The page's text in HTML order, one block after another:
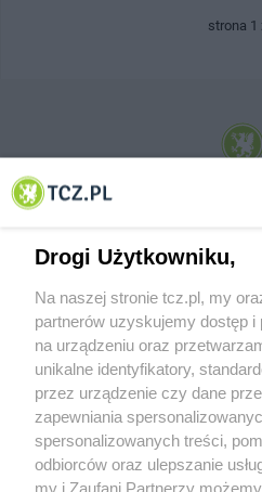
strona 1
© 2001-2026 Tczew - TCZ.PL Sp. z o.o.
O FIRMIE POLITYKA
REKLAMA WSPÓŁPRACA RSS
Drogi Użytkowniku,
Na naszej stronie tcz.pl, my
partnerów uzyskujemy dostęp
na urządzeniu oraz
unikalne identyfikatory,
przez urządzenie czy dane
zapewniania
spersonalizowanych treści,
odbiorców oraz ulepszanie
my i Zaufani Partnerzy